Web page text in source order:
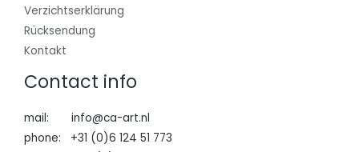
Verzichtserklärung
Rücksendung
Kontakt
Contact info
mail: info@ca-art.nl
phone: +31 (0)6 124 51 773